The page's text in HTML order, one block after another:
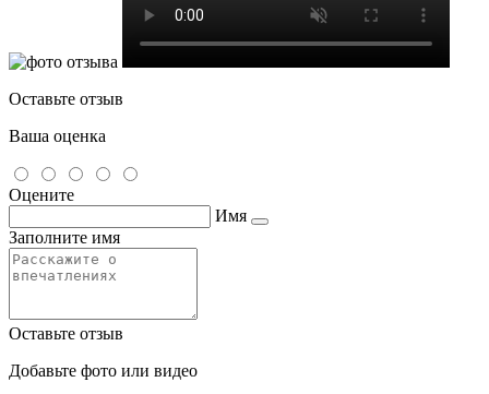
Оставьте отзыв
Ваша оценка
Оцените
Имя
Заполните имя
Оставьте отзыв
Добавьте фото или видео